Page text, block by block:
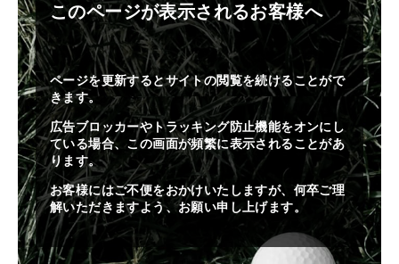
このページが表示されるお客様へ
ページを更新するとサイトの閲覧を続けることがで
きます。
広告ブロッカーやトラッキング防止機能をオンにし
ている場合、この画面が頻繁に表示されることがあ
ります。
お客様にはご不便をおかけいたしますが、何卒ご理
解いただきますよう、お願い申し上げます。